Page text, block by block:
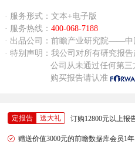
· 服务形式：文本+电子版
· 服务热线： 400-068-7188
· 出品公司：前瞻产业研究院——中
· 特别声明：我公司对所有研究报
公司从未通过任何第三方
购买报告请认准
定报告 送大礼 订购12800元以上报
赠送价值3000元的前瞻数据库会员1